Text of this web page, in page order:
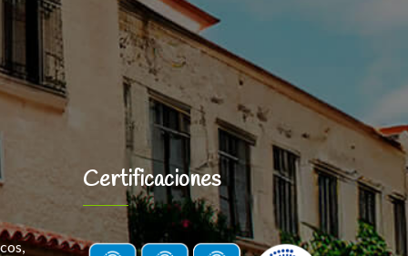
Certificaciones